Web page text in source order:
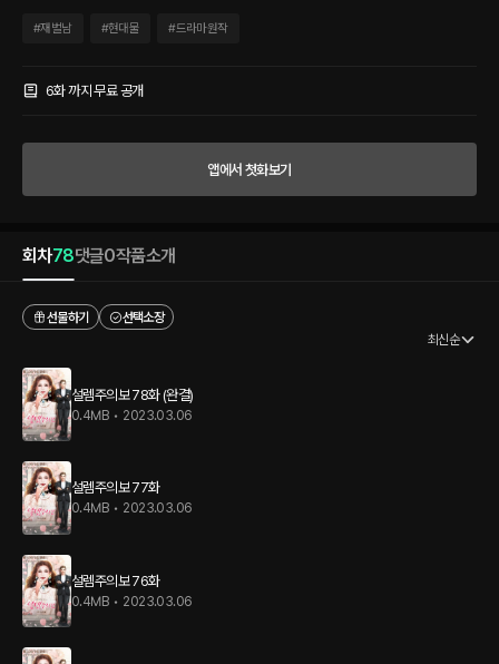
수한 글로벌 스타지만, 데뷔 15년 만에 처음 터진 열애설로 인생 꼬이면서 은퇴 위기에
#재벌남 #현대물 #드라마원작
6화 까지 무료 공개
앱에서 첫화보기
회차78댓글0작품소개
선물하기
선택소장
최신순
설렘주의보 78화 (완결)
0.4MB • 2023.03.06
설렘주의보 77화
0.4MB • 2023.03.06
설렘주의보 76화
0.4MB • 2023.03.06